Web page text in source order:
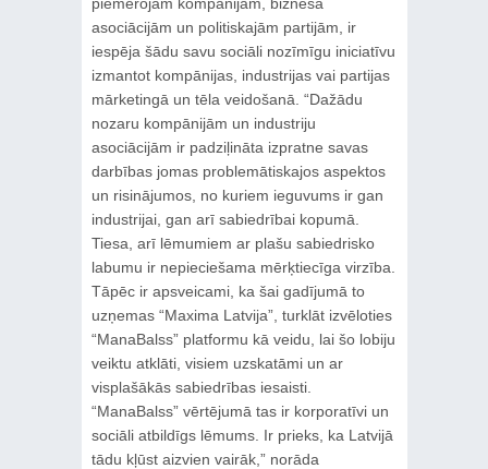
asociācijām un politiskajām partijām, ir
iespēja šādu savu sociāli nozīmīgu iniciatīvu
izmantot kompānijas, industrijas vai partijas
mārketingā un tēla veidošanā. “Dažādu
nozaru kompānijām un industriju
asociācijām ir padziļināta izpratne savas
darbības jomas problemātiskajos aspektos
un risinājumos, no kuriem ieguvums ir gan
industrijai, gan arī sabiedrībai kopumā.
Tiesa, arī lēmumiem ar plašu sabiedrisko
labumu ir nepieciešama mērķtiecīga virzība.
Tāpēc ir apsveicami, ka šai gadījumā to
uzņemas “Maxima Latvija”, turklāt izvēloties
“ManaBalss” platformu kā veidu, lai šo lobiju
veiktu atklāti, visiem uzskatāmi un ar
visplašākās sabiedrības iesaisti.
“ManaBalss” vērtējumā tas ir korporatīvi un
sociāli atbildīgs lēmums. Ir prieks, ka Latvijā
tādu kļūst aizvien vairāk,” norāda